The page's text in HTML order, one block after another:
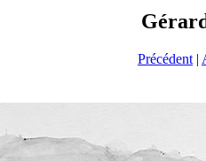
Précédent |